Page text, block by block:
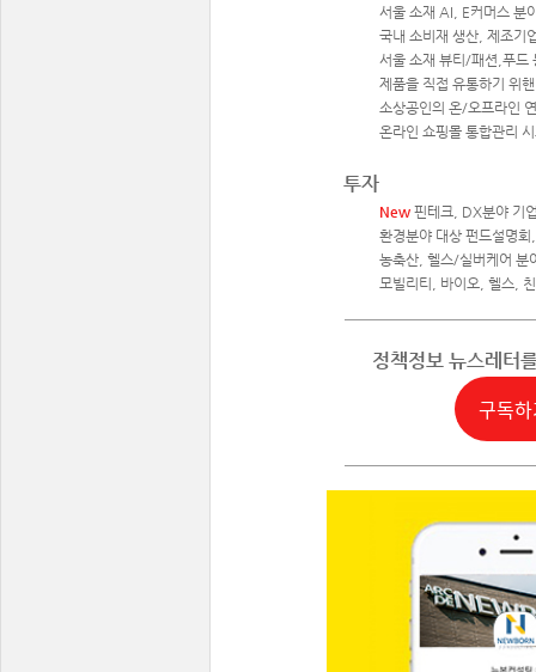
서울 소재 AI, E커머스 분
국내 소비재 생산, 제조기
서울 소재 뷰티/패션,푸드
제품을 직접 유통하기 위
소상공인의 온/오프라인
온라인 쇼핑몰 통합관리
투자
New핀테크, DX분야 기
환경분야 대상 펀드설명
농축산, 헬스/실버케어 분
모빌리티, 바이오, 헬스,
정책정보 뉴스레터
구독